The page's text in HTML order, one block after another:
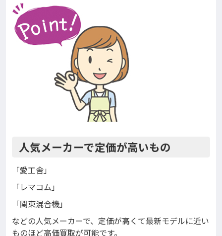
人気メーカーで定価が高いもの
「愛工舎」
「レマコム」
「関東混合機」
などの人気メーカーで、定価が高くて最新モデルに近い
ものほど高価買取が可能です。